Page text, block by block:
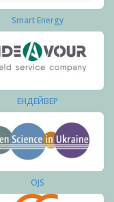
Smart Energy
ЕНДЕЙВЕР
OJS